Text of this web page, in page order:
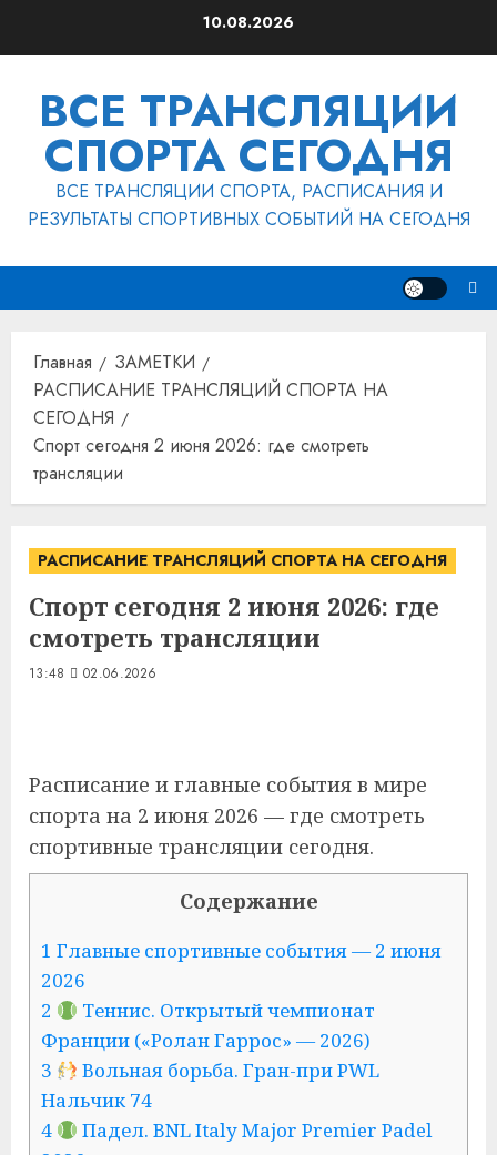
10.08.2026
ВСЕ ТРАНСЛЯЦИИ
СПОРТА СЕГОДНЯ
ВСЕ ТРАНСЛЯЦИИ СПОРТА, РАСПИСАНИЯ И
РЕЗУЛЬТАТЫ СПОРТИВНЫХ СОБЫТИЙ НА СЕГОДНЯ
Главная
ЗАМЕТКИ
РАСПИСАНИЕ ТРАНСЛЯЦИЙ СПОРТА НА
СЕГОДНЯ
Спорт сегодня 2 июня 2026: где смотреть
трансляции
РАСПИСАНИЕ ТРАНСЛЯЦИЙ СПОРТА НА СЕГОДНЯ
Спорт сегодня 2 июня 2026: где
смотреть трансляции
13:48 02.06.2026
Расписание и главные события в мире
спорта на 2 июня 2026 — где смотреть
спортивные трансляции сегодня.
Содержание
1 Главные спортивные события — 2 июня
2026
2
Теннис. Открытый чемпионат
Франции («Ролан Гаррос» — 2026)
3
Вольная борьба. Гран-при PWL
Нальчик 74
4
Падел. BNL Italy Major Premier Padel